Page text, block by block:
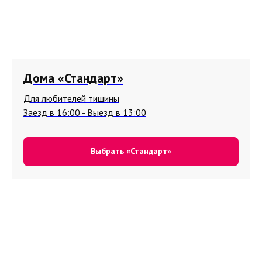
Дома «Стандарт»
Для любителей тишины
Заезд в 16:00 - Выезд в 13:00
Выбрать «Стандарт»